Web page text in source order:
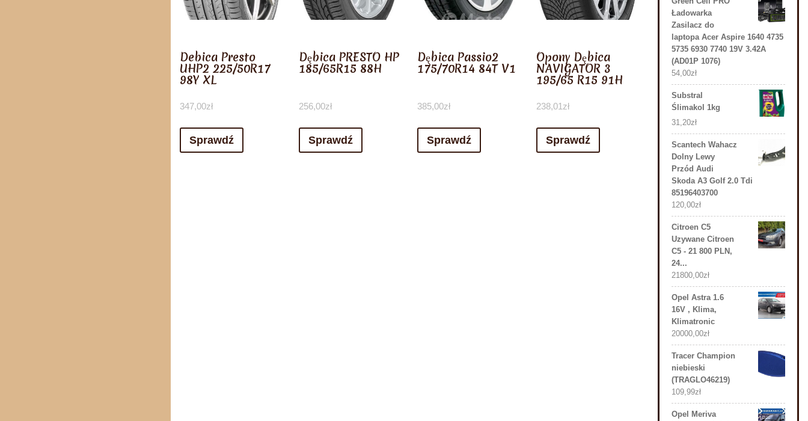
Debica Presto
UHP2 225/50R17
98Y XL
347,00zł
Sprawdź
Dębica PRESTO HP
185/65R15 88H
256,00zł
Sprawdź
Dębica Passio2
175/70R14 84T V1
385,00zł
Sprawdź
Opony Dębica
NAVIGATOR 3
195/65 R15 91H
238,01 zł
Sprawdź
Ładowarka
Zasilacz do
laptopa Acer Aspire 1640 4735
5735 6930 7740 19V 3.42A
(AD01P 1076)
54,00zł
Substral
Ślimakol 1kg
31,20zł
Scantech Wahacz
Dolny Lewy
Przód Audi
Skoda A3 Golf 2.0 Tdi
85196403700
120,00zł
Citroen C5
Uzywane Citroen
C5 - 21 800 PLN,
24...
21800,00zł
Opel Astra 1.6
16V , Klima,
Klimatronic
20000,00zł
Tracer Champion
niebieski
(TRAGLO46219)
109,99zł
Opel Meriva